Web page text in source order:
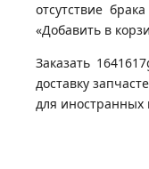
отсутствие
«Добавить в
Заказать
доставку
для иностранных